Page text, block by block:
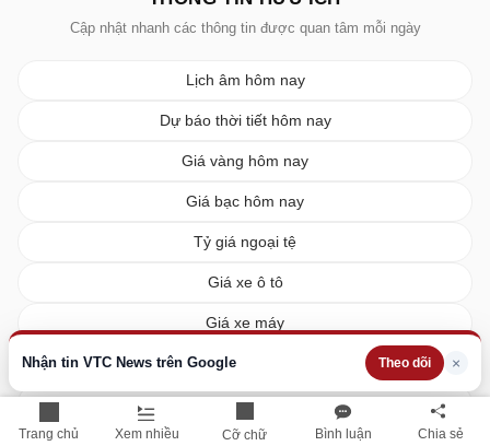
Trang chủ Xem nhiều Cỡ chữ Bình luận Chia sẻ
Nhận tin VTC News trên Google Theo dõi ×
Cập nhật nhanh các thông tin được quan tâm mỗi ngày
Lịch âm hôm nay
Dự báo thời tiết hôm nay
Giá vàng hôm nay
Giá bạc hôm nay
Tỷ giá ngoại tệ
Giá xe ô tô
Giá xe máy
Giá xăng dầu hôm nay
Giá tiêu hôm nay